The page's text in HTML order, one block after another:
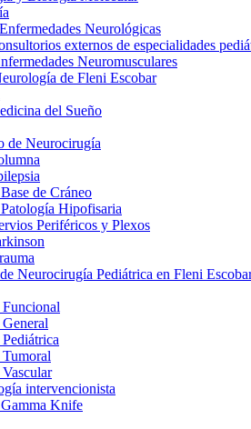
Neurológicas
externos de especialidades
Neuromusculares
de Fleni Escobar
del Sueño
de Neurocirugía
de Cráneo
Hipofisaria
Periféricos y Plexos
Neurocirugía Pediátrica en Fleni
intervencionista
Knife